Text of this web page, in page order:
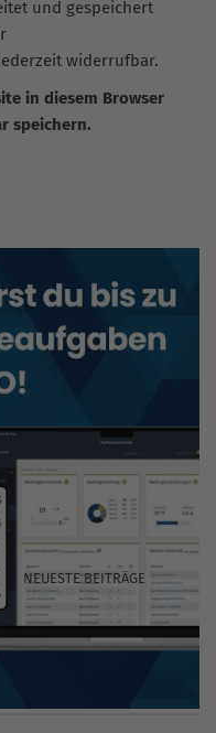
und gespeichert
widerrufbar.
in diesem Browser
speichern.
NEUESTEBEITRÄGE